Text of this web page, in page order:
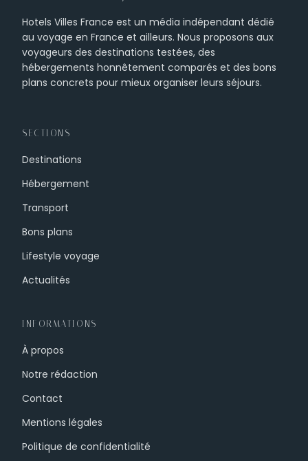
Hotels Villes France est un média indépendant dédié
au voyage en France et ailleurs. Nous proposons aux
voyageurs des destinations testées, des
hébergements honnêtement comparés et des bons
plans concrets pour mieux organiser leurs séjours.
SECTIONS
Destinations
Hébergement
Transport
Bons plans
Lifestyle voyage
Actualités
INFORMATIONS
À propos
Notre rédaction
Contact
Mentions légales
Politique de confidentialité